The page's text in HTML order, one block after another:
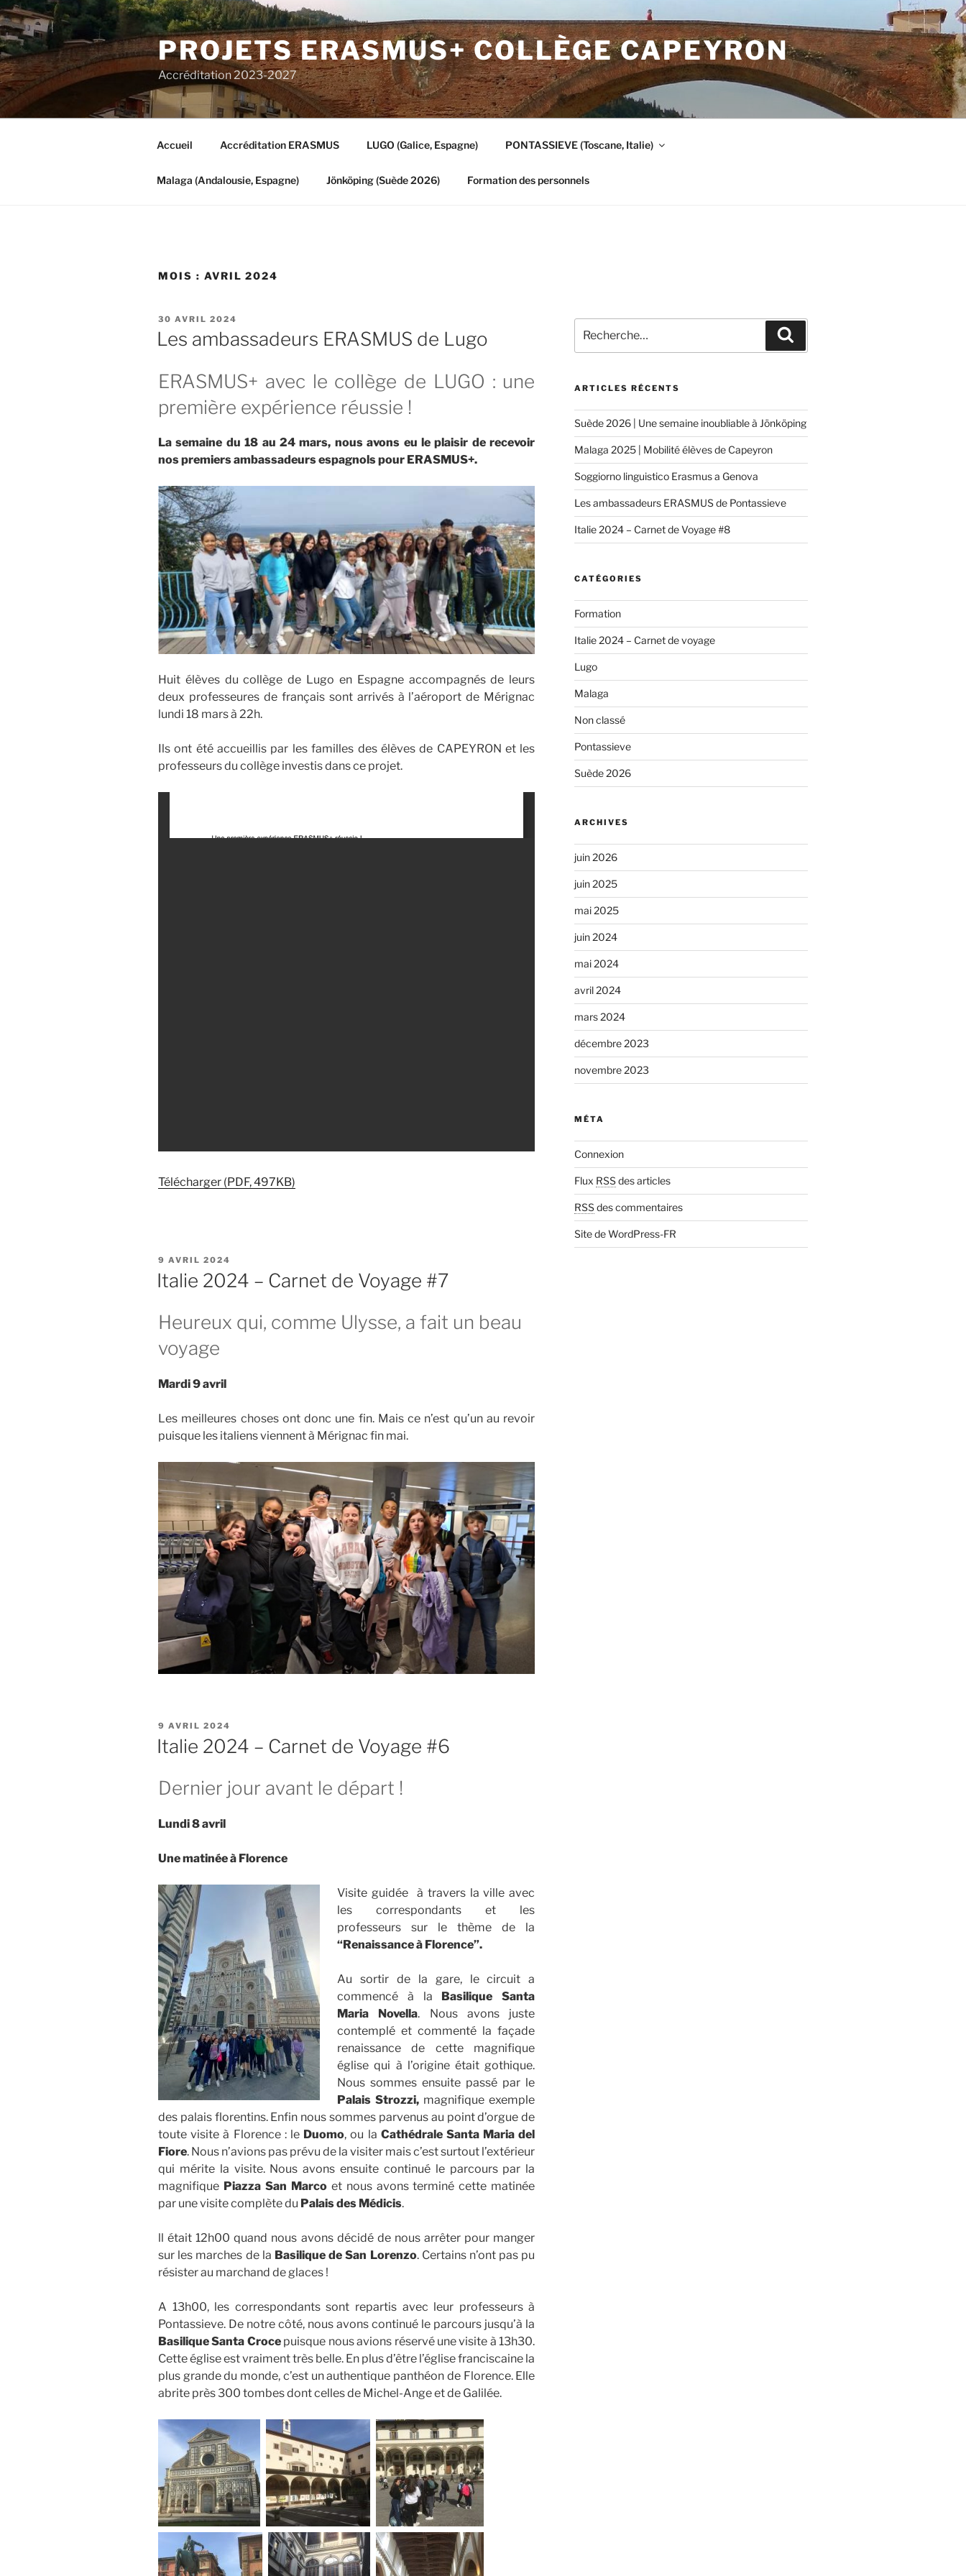
Aller
au
contenu
principal
PROJETS ERASMUS+ COLLÈGE CAPEYRON
Accréditation 2023-2027
Accueil Accréditation ERASMUS LUGO (Galice, Espagne) PONTASSIEVE (Toscane, Italie)
Malaga (Andalousie, Espagne) Jönköping (Suède 2026) Formation des personnels
MOIS : AVRIL 2024
PUBLIÉ
LE
30 AVRIL 2024
Les ambassadeurs ERASMUS de Lugo
ERASMUS+ avec le collège de LUGO : une
première expérience réussie !
La semaine du 18 au 24 mars, nous avons eu le plaisir de recevoir
nos premiers ambassadeurs espagnols pour ERASMUS+.
Huit élèves du collège de Lugo en Espagne accompagnés de leurs
deux professeures de français sont arrivés à l’aéroport de Mérignac
lundi 18 mars à 22h.
Ils ont été accueillis par les familles des élèves de CAPEYRON et les
professeurs du collège investis dans ce projet.
Télécharger (PDF, 497KB)
PUBLIÉ
LE
9 AVRIL 2024
Italie 2024 – Carnet de Voyage #7
Heureux qui, comme Ulysse, a fait un beau
voyage
Mardi 9 avril
Les meilleures choses ont donc une fin. Mais ce n’est qu’un au revoir
puisque les italiens viennent à Mérignac fin mai.
PUBLIÉ
LE
9 AVRIL 2024
Italie 2024 – Carnet de Voyage #6
Dernier jour avant le départ !
Lundi 8 avril
Une matinée à Florence
Visite guidée à travers la ville avec
les correspondants et les
professeurs sur le thème de la
“Renaissance à Florence”.
Au sortir de la gare, le circuit a
commencé à la Basilique Santa
Maria Novella. Nous avons juste
contemplé et commenté la façade
renaissance de cette magnifique
église qui à l’origine était gothique.
Nous sommes ensuite passé par le
Palais Strozzi, magnifique exemple
des palais florentins. Enfin nous sommes parvenus au point d’orgue de
toute visite à Florence : leDuomo, ou la Cathédrale Santa Maria del
Fiore. Nous n’avions pas prévu de la visiter mais c’est surtout l’extérieur
qui mérite la visite. Nous avons ensuite continué le parcours par la
magnifique Piazza San Marcoet nous avons terminé cette matinée
par une visite complète du Palais des Médicis.
ll était 12h00 quand nous avons décidé de nous arrêter pour manger
sur les marches de la Basilique de San Lorenzo. Certains n’ont pas pu
résister au marchand de glaces !
A 13h00, les correspondants sont repartis avec leur professeurs à
Pontassieve. De notre côté, nous avons continué le parcours jusqu’à la
Basilique Santa Crocepuisque nous avions réservé une visite à 13h30.
Cette église est vraiment très belle. En plus d’être l’église franciscaine la
plus grande du monde, c’est un authentique panthéon de Florence. Elle
abrite près 300 tombes dont celles de Michel-Ange et de Galilée.
pour
ARTICLES RÉCENTS
Suède 2026 | Une semaine inoubliable à Jönköping
Malaga 2025 | Mobilité élèves de Capeyron
Soggiorno linguistico Erasmus a Genova
Les ambassadeurs ERASMUS de Pontassieve
Italie 2024 – Carnet de Voyage #8
CATÉGORIES
Formation
Italie 2024 – Carnet de voyage
Lugo
Malaga
Non classé
Pontassieve
Suède 2026
ARCHIVES
juin 2026
juin 2025
mai 2025
juin 2024
mai 2024
avril 2024
mars 2024
décembre 2023
novembre 2023
MÉTA
Connexion
Flux RSSdes articles
RSSdes commentaires
Site de WordPress-FR